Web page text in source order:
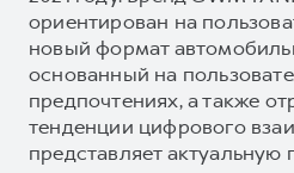
ориентирован на
новый формат
основанный на
предпочтениях, а также
тенденции цифрового
представляет актуальную